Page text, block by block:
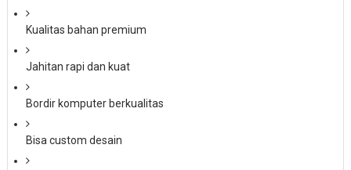
Kualitas bahan premium
Jahitan rapi dan kuat
Bordir komputer berkualitas
Bisa custom desain